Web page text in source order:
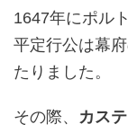
1647年にポル
平定行公は幕
たりました。
その際、 カス